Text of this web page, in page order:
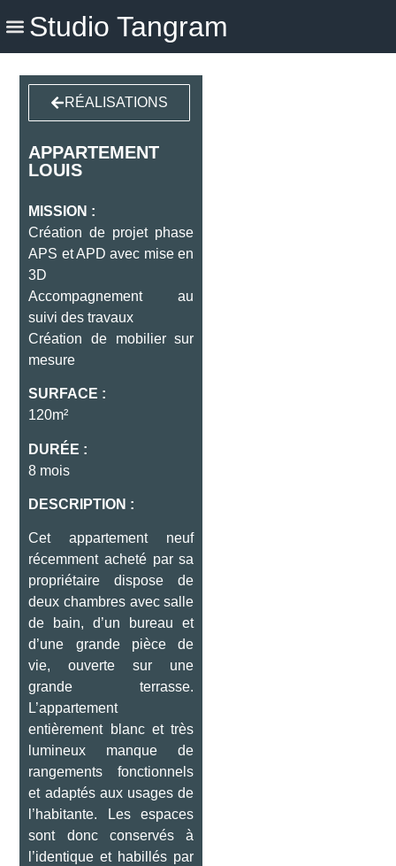
Studio Tangram
RÉALISATIONS
APPARTEMENT
LOUIS
MISSION :
Création de projet phase
APS et APD avec mise en
3D
Accompagnement au
suivi des travaux
Création de mobilier sur
mesure
SURFACE :
120m²
DURÉE :
8 mois
DESCRIPTION :
Cet appartement neuf
récemment acheté par sa
propriétaire dispose de
deux chambres avec salle
de bain, d’un bureau et
d’une grande pièce de
vie, ouverte sur une
grande terrasse.
L’appartement
entièrement blanc et très
lumineux manque de
rangements fonctionnels
et adaptés aux usages de
l’habitante. Les espaces
sont donc conservés à
l’identique et habillés par